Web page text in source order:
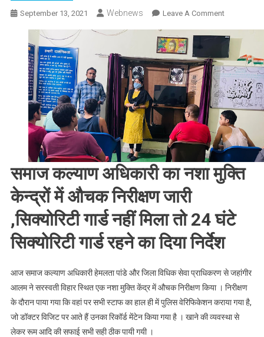
September 13, 2021 Webnews Leave A CommentOn
विहार
स्थित
नशा
मुक्ति
केंद्र
का
किया
गया
औचक
निरीक्षण,
जाने
Web
News।।
समाज कल्याण अधिकारी का नशा मुक्ति
केन्द्रों में औचक निरीक्षण जारी
,सिक्योरिटी गार्ड नहीं मिला तो 24 घंटे
सिक्योरिटी गार्ड रहने का दिया निर्देश
आज समाज कल्याण अधिकारी हेमलता पांडे और जिला विधिक सेवा प्राधिकरण से जहांगीर
आलम ने सरस्वती विहार स्थित एक नशा मुक्ति केंद्र में औचक निरीक्षण किया । निरीक्षण
के दौरान पाया गया कि वहां पर सभी स्टाफ का हाल ही में पुलिस वेरिफिकेशन कराया गया है,
जो डॉक्टर विजिट पर आते हैं उनका रिकॉर्ड मेंटेन किया गया है । खाने की व्यवस्था से
लेकर रूम आदि की सफाई सभी सही ठीक पायी गयी ।